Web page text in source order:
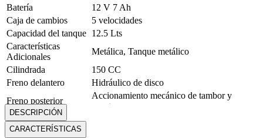
Batería
12 V 7 Ah
Caja de cambios
5 velocidades
Capacidad del tanque 12.5 Lts
Características
Adicionales
Metálica, Tanque metálico
Cilindrada
150 CC
Freno delantero
Hidráulico de disco
Freno posterior
Accionamiento mecánico de tambor y
zapata
Garantía
Llantas
DESCRIPCIÓN
CARACTERÍSTICAS